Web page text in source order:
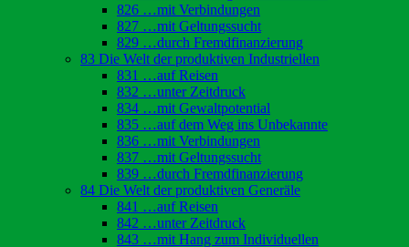
826 …mit Verbindungen
827 …mit Geltungssucht
829 …durch Fremdfinanzierung
83 Die Welt der produktiven Industriellen
831 …auf Reisen
832 …unter Zeitdruck
834 …mit Gewaltpotential
835 …auf dem Weg ins Unbekannte
836 …mit Verbindungen
837 …mit Geltungssucht
839 …durch Fremdfinanzierung
84 Die Welt der produktiven Generäle
841 …auf Reisen
842 …unter Zeitdruck
843 …mit Hang zum Individuellen